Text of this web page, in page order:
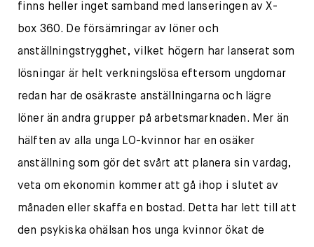
finns heller inget samband med lanseringen av X-
box 360. De försämringar av löner och
anställningstrygghet, vilket högern har lanserat som
lösningar är helt verkningslösa eftersom ungdomar
redan har de osäkraste anställningarna och lägre
löner än andra grupper på arbetsmarknaden. Mer än
hälften av alla unga LO-kvinnor har en osäker
anställning som gör det svårt att planera sin vardag,
veta om ekonomin kommer att gå ihop i slutet av
månaden eller skaffa en bostad. Detta har lett till att
den psykiska ohälsan hos unga kvinnor ökat de